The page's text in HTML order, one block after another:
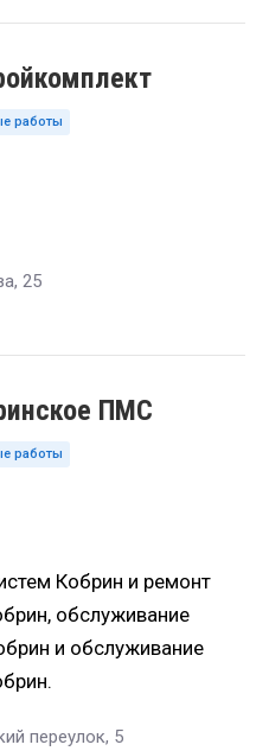
работы
25
ПМС
работы
Кобрин и ремонт
обслуживание
и обслуживание
переулок, 5